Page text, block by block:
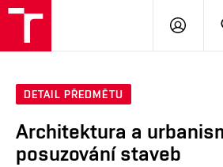
DETAIL PŘEDMĚTU
Architektura a
posuzování staveb